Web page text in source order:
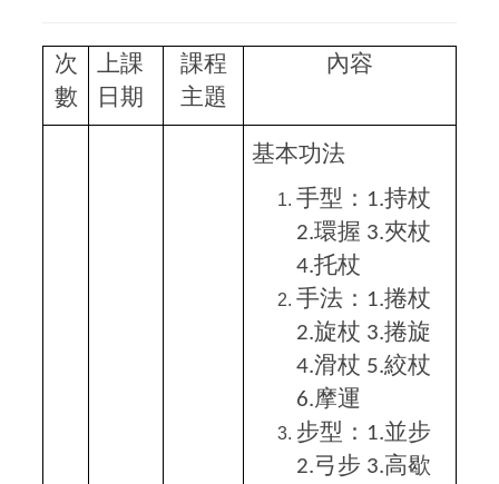
次
數
上課
日期
課程
主題
內容
基本功法
手型： 1.持杖
2.環握 3.夾杖
4.托杖
手法： 1.捲杖
2.旋杖 3.捲旋
4.滑杖 5.絞杖
6.摩運
步型： 1.並步
2.弓步 3.高歇